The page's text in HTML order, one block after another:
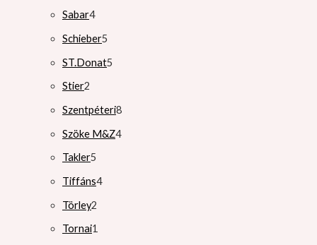
Sabar4
Schieber5
ST.Donat5
Stier2
Szentpéteri8
Szöke M&Z4
Takler5
Tiffáns4
Törley2
Tornai1